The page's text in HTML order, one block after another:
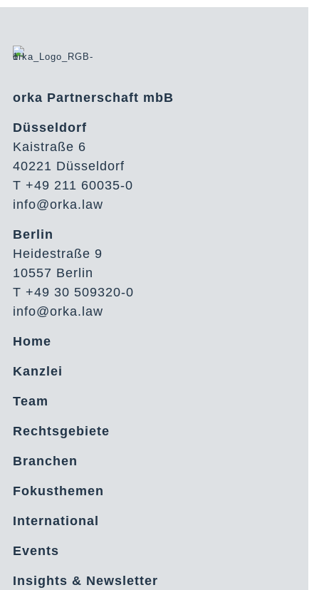
orka Partnerschaft mbB
Düsseldorf
Kaistraße 6
40221 Düsseldorf
T +49 211 60035-0
info@orka.law
Berlin
Heidestraße 9
10557 Berlin
T +49 30 509320-0
info@orka.law
Home
Kanzlei
Team
Rechtsgebiete
Branchen
Fokusthemen
International
Events
Insights & Newsletter